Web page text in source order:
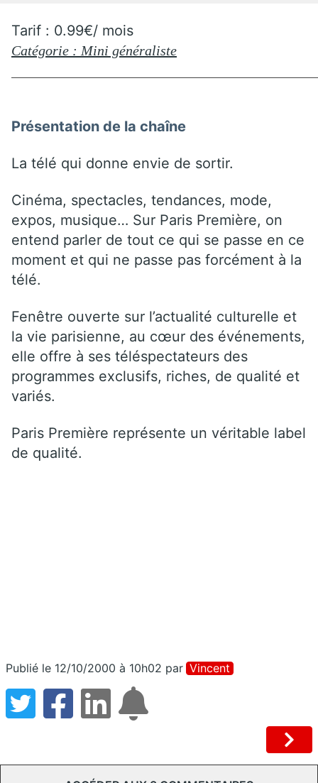
Tarif : 0.99€/ mois
Catégorie : Mini généraliste
Présentation de la chaîne
La télé qui donne envie de sortir.
Cinéma, spectacles, tendances, mode,
expos, musique… Sur Paris Première, on
entend parler de tout ce qui se passe en ce
moment et qui ne passe pas forcément à la
télé.
Fenêtre ouverte sur l’actualité culturelle et
la vie parisienne, au cœur des événements,
elle offre à ses téléspectateurs des
programmes exclusifs, riches, de qualité et
variés.
Paris Première représente un véritable label
de qualité.
Publié le 12/10/2000 à 10h02 par Vincent